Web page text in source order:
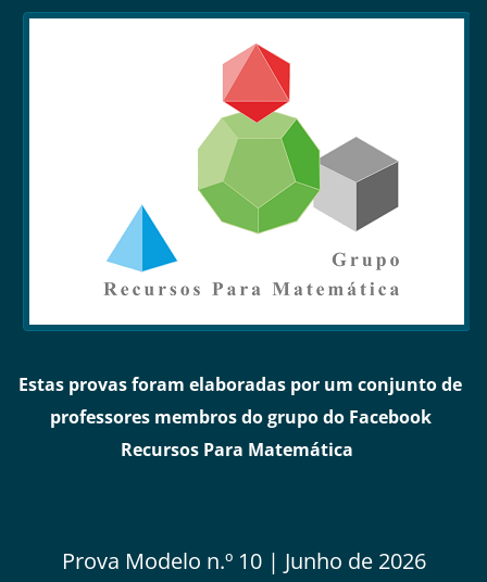
Estas provas foram elaboradas por um conjunto de
professores membros do grupo do Facebook
Recursos Para Matemática
Prova Modelo n.º 10 | Junho de 2026